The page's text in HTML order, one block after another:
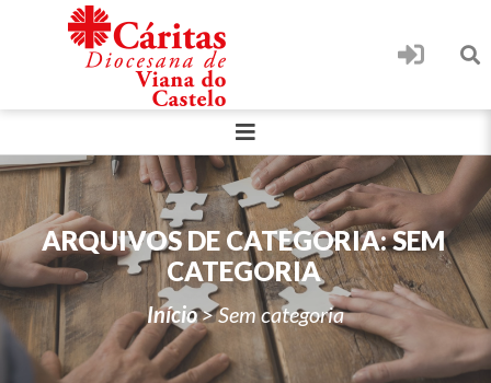
ARQUIVOS DE CATEGORIA:SEM
CATEGORIA
Início>Sem categoria